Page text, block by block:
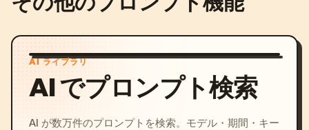
AI ライブラリ
AI でプロンプト検索
AI が数万件のプロンプトを検索。モデル・期間・キー